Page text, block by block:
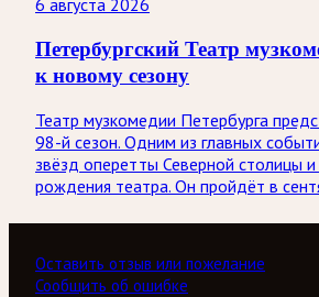
Петербургский Театр
к новому сезону
Театр музкомедии Петербурга
98-й сезон. Одним из главных
звёзд оперетты Северной столицы
рождения театра. Он пройдёт в
Оставить отзыв или пожелание
Сообщить об ошибке